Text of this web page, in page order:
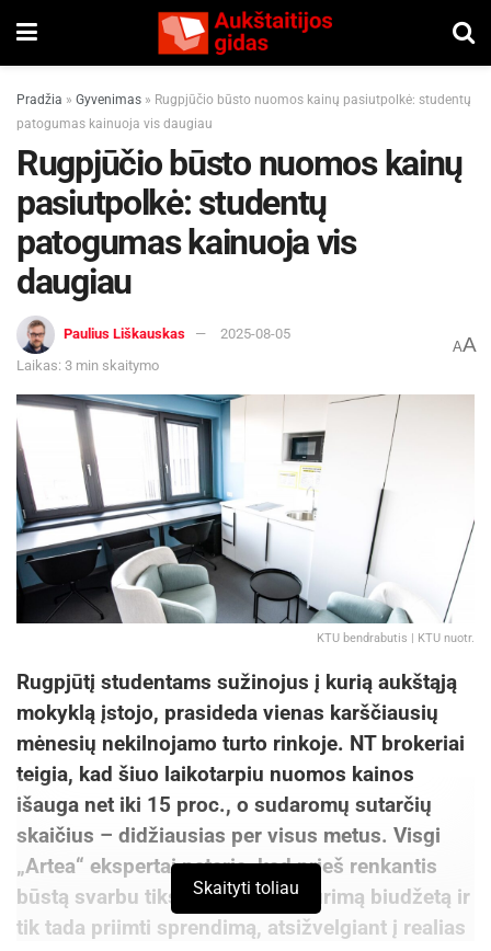
Pradžia » Gyvenimas » Rugpjūčio būsto nuomos kainų pasiutpolkė: studentų
patogumas kainuoja vis daugiau
Rugpjūčio būsto nuomos kainų
pasiutpolkė: studentų
patogumas kainuoja vis
daugiau
Paulius Liškauskas
2025-08-05
Laikas: 3 min skaitymo
AA
KTU bendrabutis | KTU nuotr.
Rugpjūtį studentams sužinojus į kurią aukštąją
mokyklą įstojo, prasideda vienas karščiausių
mėnesių nekilnojamo turto rinkoje. NT brokeriai
teigia, kad šiuo laikotarpiu nuomos kainos
išauga net iki 15 proc., o sudaromų sutarčių
skaičius – didžiausias per visus metus. Visgi
„Artea“ ekspertai pataria, kad prieš renkantis
būstą svarbu tiksliai įsivertinti turimą biudžetą ir
tik tada priimti sprendimą, atsižvelgiant į realias
Skaityti toliau